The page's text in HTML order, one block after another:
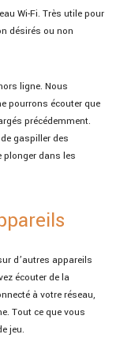
Wi-Fi. Très utile pour
désirés ou non
ligne. Nous
pourrons écouter que
précédemment.
gaspiller des
plonger dans les
d’autres appareils
écouter de la
à votre réseau,
Tout ce que vous
jeu.